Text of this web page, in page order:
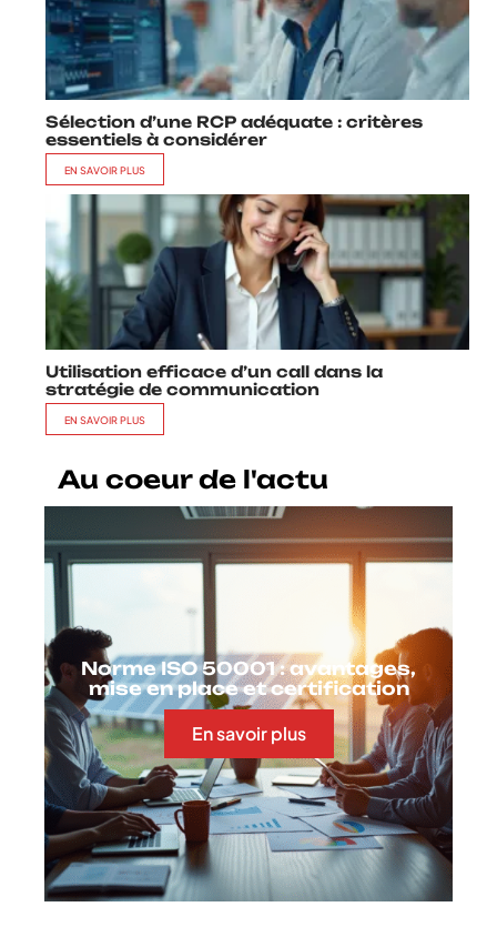
Sélection d’une RCP adéquate : critères
essentiels à considérer
EN SAVOIR PLUS
Utilisation efficace d’un call dans la
stratégie de communication
EN SAVOIR PLUS
Au coeur de l'actu
Norme ISO 50001 : avantages,
mise en place et certification
En savoir plus